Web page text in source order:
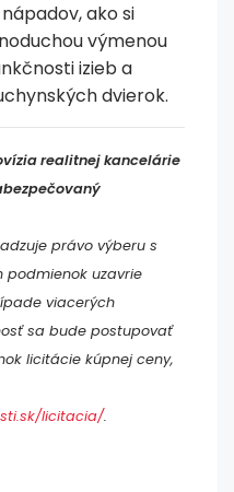
ako si
výmenou
izieb a
dvierok.
realitnej kancelárie
právo výberu s
podmienok uzavrie
viacerých
sa bude postupovať
licitácie kúpnej ceny,
licitacia/.